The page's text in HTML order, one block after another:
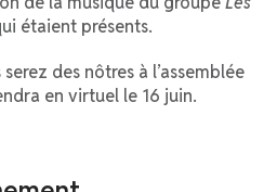
étaient présents.
des nôtres à l’assemblée
en virtuel le 16 juin.